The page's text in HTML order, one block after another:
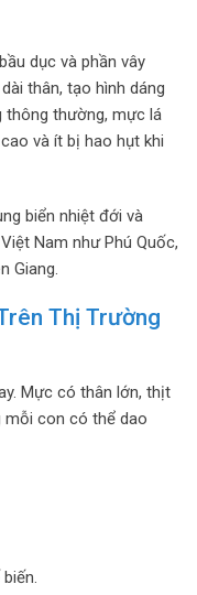
dục và phần vây
thân, tạo hình dáng
thông thường, mực lá
và ít bị hao hụt khi
biển nhiệt đới và
Nam như Phú Quốc,
Giang.
Thị Trường
Mực có thân lớn, thịt
mỗi con có thể dao